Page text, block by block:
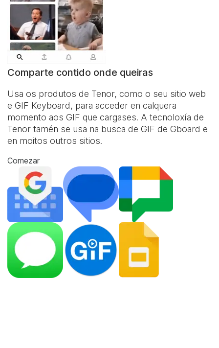
Comparte contido onde queiras
Usa os produtos de Tenor, como o seu sitio web
e GIF Keyboard, para acceder en calquera
momento aos GIF que cargases. A tecnoloxía de
Tenor tamén se usa na busca de GIF de Gboard e
en moitos outros sitios.
Comezar